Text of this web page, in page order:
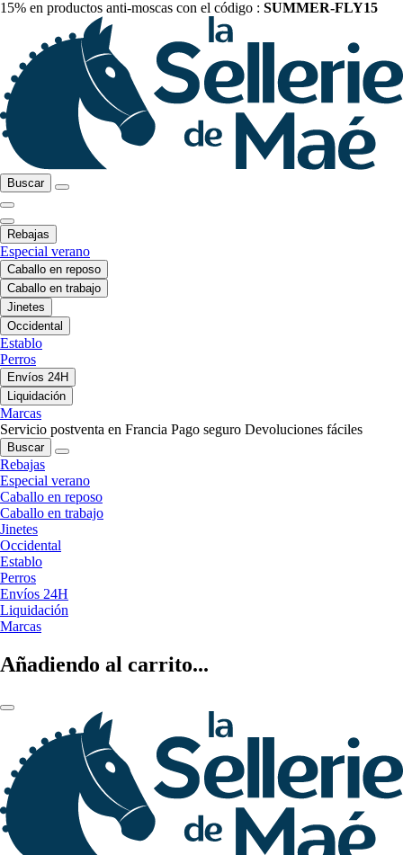
15% en productos anti-moscas con el código : SUMMER-FLY15
Buscar
Rebajas
Especial verano
Caballo en reposo
Caballo en trabajo
Jinetes
Occidental
Establo
Perros
Envíos 24H
Liquidación
Marcas
Servicio postventa en Francia Pago seguro Devoluciones fáciles
Buscar
Rebajas
Especial verano
Caballo en reposo
Caballo en trabajo
Jinetes
Occidental
Establo
Perros
Envíos 24H
Liquidación
Marcas
Añadiendo al carrito...